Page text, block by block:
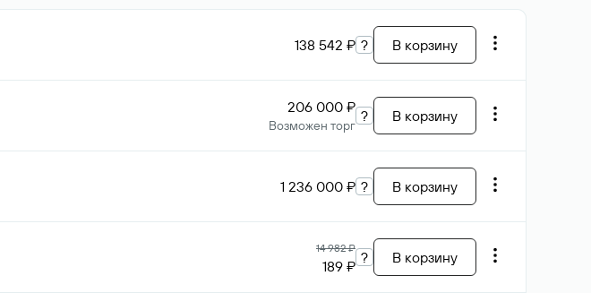
138 542 ₽ ? В корзину
206 000 ₽
Возможен торг
? В корзину
1 236 000 ₽ ? В корзину
14 982 ₽
189 ₽ ? В корзину